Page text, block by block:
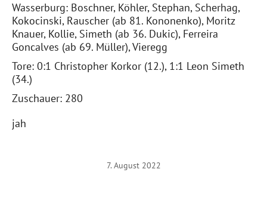
Wasserburg: Boschner, Köhler, Stephan, Scherhag,
Kokocinski, Rauscher (ab 81. Kononenko), Moritz
Knauer, Kollie, Simeth (ab 36. Dukic), Ferreira
Goncalves (ab 69. Müller), Vieregg
Tore: 0:1 Christopher Korkor (12.), 1:1 Leon Simeth
(34.)
Zuschauer: 280
jah
7. August 2022